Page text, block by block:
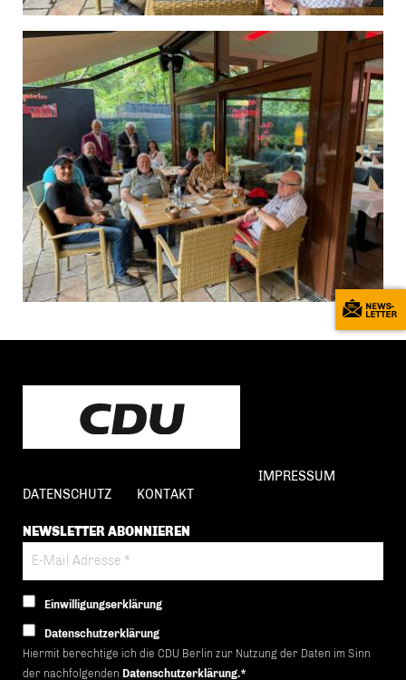
IMPRESSUM
DATENSCHUTZ
KONTAKT
NEWSLETTER ABONNIEREN
Einwilligungserklärung
Datenschutzerklärung
Hiermit berechtige ich die CDU Berlin zur Nutzung der Daten im Sinn
der nachfolgenden Datenschutzerklärung.*